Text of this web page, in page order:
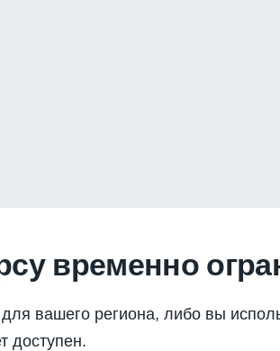
временно
вашего региона, либо вы
доступен.